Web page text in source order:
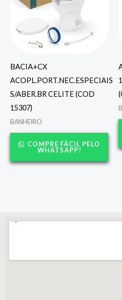
BACIA+CX
ACOPL.PORT.NEC.ESPECIAIS
S/ABER.BR CELITE (COD
15307)
BANHEIRO
COMPRE FÁCIL PELO
WHATSAPP!